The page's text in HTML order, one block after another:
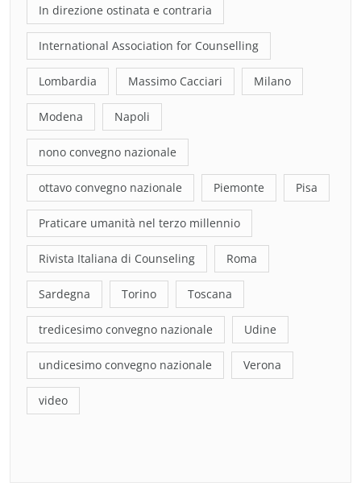
In direzione ostinata e contraria
International Association for Counselling
Lombardia Massimo Cacciari Milano
Modena Napoli
nono convegno nazionale
ottavo convegno nazionale Piemonte Pisa
Praticare umanità nel terzo millennio
Rivista Italiana di Counseling Roma
Sardegna Torino Toscana
tredicesimo convegno nazionale Udine
undicesimo convegno nazionale Verona
video